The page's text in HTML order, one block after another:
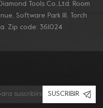
Tools Co.,Ltd. Room
Software Park Ill, Torch
Zip code: 361024
SUSCRIBIR